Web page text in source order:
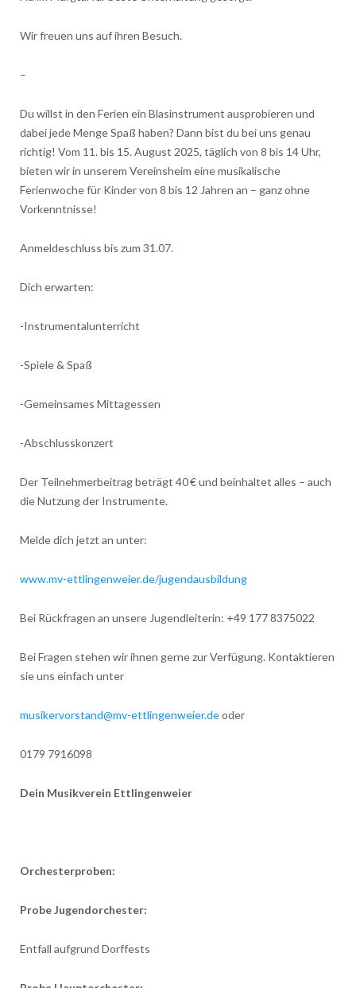
Wir freuen uns auf ihren Besuch.
–
Du willst in den Ferien ein Blasinstrument ausprobieren und
dabei jede Menge Spaß haben? Dann bist du bei uns genau
richtig! Vom 11. bis 15. August 2025, täglich von 8 bis 14 Uhr,
bieten wir in unserem Vereinsheim eine musikalische
Ferienwoche für Kinder von 8 bis 12 Jahren an – ganz ohne
Vorkenntnisse!
Anmeldeschluss bis zum 31.07.
Dich erwarten:
-Instrumentalunterricht
-Spiele & Spaß
-Gemeinsames Mittagessen
-Abschlusskonzert
Der Teilnehmerbeitrag beträgt 40 € und beinhaltet alles – auch
die Nutzung der Instrumente.
Melde dich jetzt an unter:
www.mv-ettlingenweier.de/jugendausbildung
Bei Rückfragen an unsere Jugendleiterin: +49 177 8375022
Bei Fragen stehen wir ihnen gerne zur Verfügung. Kontaktieren
sie uns einfach unter
musikervorstand@mv-ettlingenweier.deoder
0179 7916098
Dein Musikverein Ettlingenweier
Orchesterproben:
Probe Jugendorchester:
Entfall aufgrund Dorffests